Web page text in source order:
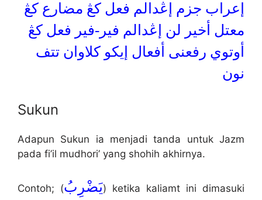
إعراب جزم إڠدالم فعل كڠ مضارع كڠ
معتل أخير لن إڠدالم فير-فير فعل كڠ
أوتوي رفعنى أفعال إيكو كلاوان تتف
نون
Sukun
Adapun Sukun ia menjadi tanda untuk Jazm
pada fi’il mudhori’ yang shohih akhirnya.
Contoh; (يَضْرِبُ) ketika kaliamt ini dimasuki